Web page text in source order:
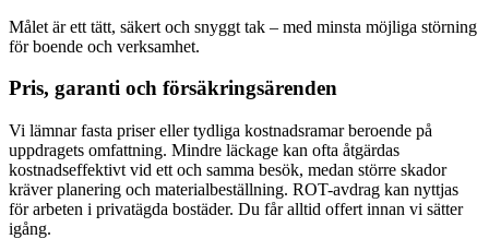
Målet är ett tätt, säkert och snyggt tak – med minsta möjliga störning
för boende och verksamhet.
Pris, garanti och försäkringsärenden
Vi lämnar fasta priser eller tydliga kostnadsramar beroende på
uppdragets omfattning. Mindre läckage kan ofta åtgärdas
kostnadseffektivt vid ett och samma besök, medan större skador
kräver planering och materialbeställning. ROT-avdrag kan nyttjas
för arbeten i privatägda bostäder. Du får alltid offert innan vi sätter
igång.